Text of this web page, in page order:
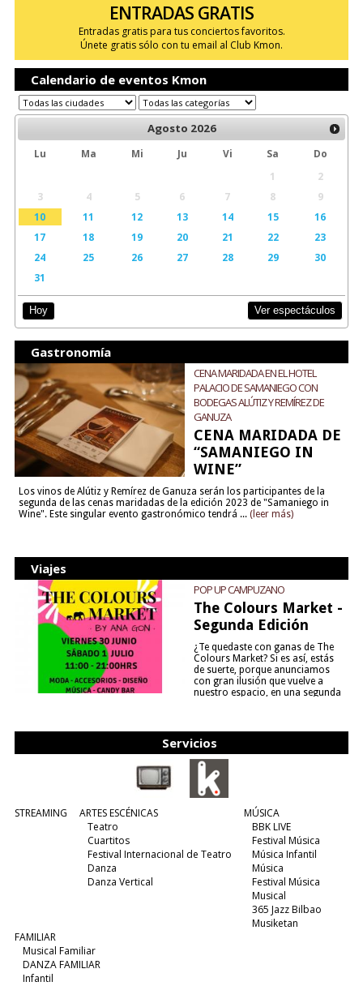
ENTRADAS GRATIS
Entradas gratis para tus conciertos favoritos.
Únete gratis sólo con tu email al Club Kmon.
Calendario de eventos Kmon
Agosto 2026
Lu Ma Mi Ju Vi Sa
Do
1
2
3
4 5 6 7 8
9
10
11 12 13 14 15
16
17
18 19 20 21 22
23
24
25 26 27 28 29
30
31
Hoy Ver espectáculos
Gastronomía
CENA MARIDADA EN EL HOTEL
PALACIO DE SAMANIEGO CON
BODEGAS ALÚTIZ Y REMÍREZ DE
GANUZA
CENA MARIDADA DE
“SAMANIEGO IN
WINE”
Los vinos de Alútiz y Remírez de Ganuza serán los participantes de la
segunda de las cenas maridadas de la edición 2023 de "Samaniego in
Wine". Este singular evento gastronómico tendrá ... (leer más)
Viajes
POP UP CAMPUZANO
The Colours Market -
Segunda Edición
¿Te quedaste con ganas de The
Colours Market? Si es así, estás
de suerte, porque anunciamos
con gran ilusión que vuelve a
nuestro espacio, en una segunda
Servicios
STREAMING
ARTES ESCÉNICAS
Teatro
Cuartitos
Festival Internacional de Teatro
Danza
Danza Vertical
MÚSICA
BBK LIVE
Festival Música
Música Infantil
Música
Festival Música
Musical
365 Jazz Bilbao
Musiketan
FAMILIAR
Musical Familiar
DANZA FAMILIAR
Infantil